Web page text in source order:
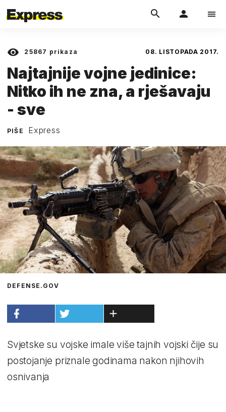
25867 prikaza 08. LISTOPADA 2017.
Najtajnije vojne jedinice:
Nitko ih ne zna, a rješavaju
- sve
PIŠE Express
DEFENSE.GOV
Svjetske su vojske imale više tajnih vojski čije su
postojanje priznale godinama nakon njihovih
osnivanja